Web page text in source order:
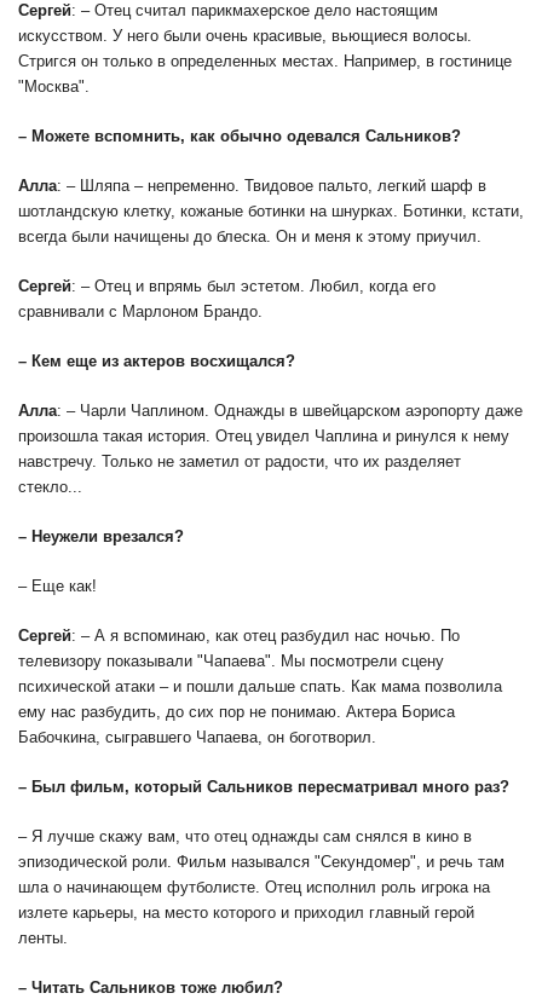
Сергей: – Отец считал парикмахерское дело настоящим
искусством. У него были очень красивые, вьющиеся волосы.
Стригся он только в определенных местах. Например, в гостинице
"Москва".
– Можете вспомнить, как обычно одевался Сальников?
Алла: – Шляпа – непременно. Твидовое пальто, легкий шарф в
шотландскую клетку, кожаные ботинки на шнурках. Ботинки, кстати,
всегда были начищены до блеска. Он и меня к этому приучил.
Сергей: – Отец и впрямь был эстетом. Любил, когда его
сравнивали с Марлоном Брандо.
– Кем еще из актеров восхищался?
Алла: – Чарли Чаплином. Однажды в швейцарском аэропорту даже
произошла такая история. Отец увидел Чаплина и ринулся к нему
навстречу. Только не заметил от радости, что их разделяет
стекло...
– Неужели врезался?
– Еще как!
Сергей: – А я вспоминаю, как отец разбудил нас ночью. По
телевизору показывали "Чапаева". Мы посмотрели сцену
психической атаки – и пошли дальше спать. Как мама позволила
ему нас разбудить, до сих пор не понимаю. Актера Бориса
Бабочкина, сыгравшего Чапаева, он боготворил.
– Был фильм, который Сальников пересматривал много раз?
– Я лучше скажу вам, что отец однажды сам снялся в кино в
эпизодической роли. Фильм назывался "Секундомер", и речь там
шла о начинающем футболисте. Отец исполнил роль игрока на
излете карьеры, на место которого и приходил главный герой
ленты.
– Читать Сальников тоже любил?